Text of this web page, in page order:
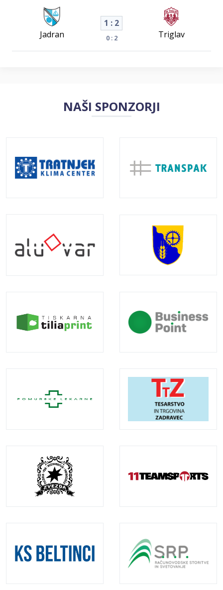
Jadran
1 : 2
0 : 2 Triglav
NAŠI SPONZORJI